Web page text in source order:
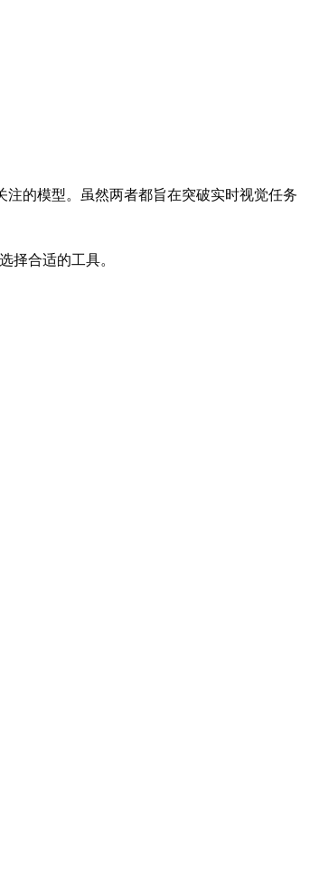
注的模型。虽然两者都旨在突破实时视觉任务
选择合适的工具。